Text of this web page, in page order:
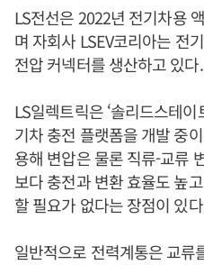
LS전선은 2022년 전기차용
며 자회사 LSEV코리아는 전
전압 커넥터를 생산하고 있다.
LS일렉트릭은 ‘솔리드스테
기차 충전 플랫폼을 개발 중
용해 변압은 물론 직류-교류
보다 충전과 변환 효율도 높
할 필요가 없다는 장점이 있
일반적으로 전력계통은 교류